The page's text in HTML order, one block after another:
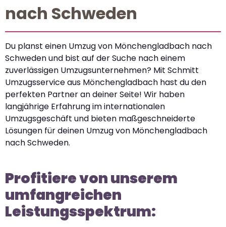
nach Schweden
Du planst einen Umzug von Mönchengladbach nach
Schweden und bist auf der Suche nach einem
zuverlässigen Umzugsunternehmen? Mit Schmitt
Umzugsservice aus Mönchengladbach hast du den
perfekten Partner an deiner Seite! Wir haben
langjährige Erfahrung im internationalen
Umzugsgeschäft und bieten maßgeschneiderte
Lösungen für deinen Umzug von Mönchengladbach
nach Schweden.
Profitiere von unserem
umfangreichen
Leistungsspektrum: